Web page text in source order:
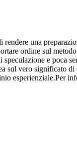
una
ordine sul
e poca
sul vero significato
esperienziale.Per